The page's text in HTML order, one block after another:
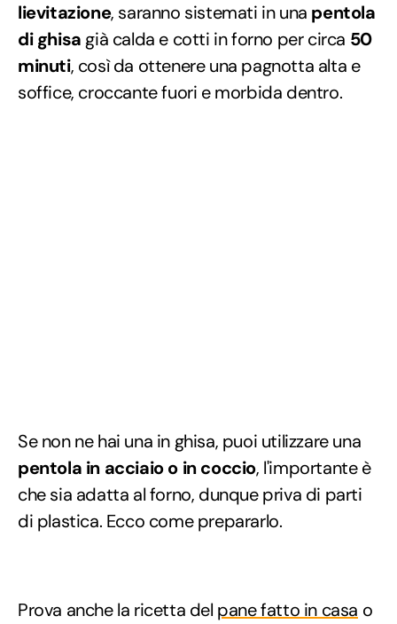
lievitazione, saranno sistemati in una pentola
di ghisa già calda e cotti in forno per circa 50
minuti, così da ottenere una pagnotta alta e
soffice, croccante fuori e morbida dentro.
Se non ne hai una in ghisa, puoi utilizzare una
pentola in acciaio o in coccio, l'importante è
che sia adatta al forno, dunque priva di parti
di plastica. Ecco come prepararlo.
Prova anche la ricetta del pane fatto in casa o